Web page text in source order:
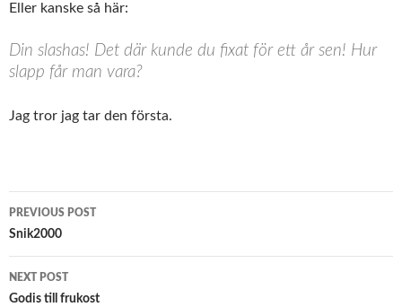
Eller kanske så här:
Din slashas! Det där kunde du fixat för ett år sen! Hur
slapp får man vara?
Jag tror jag tar den första.
Post
navigation
PREVIOUS POST
Snik2000
NEXT POST
Godis till frukost